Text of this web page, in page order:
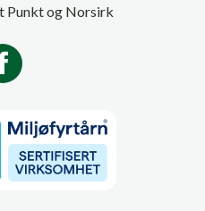
Punkt og Norsirk